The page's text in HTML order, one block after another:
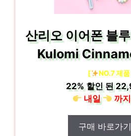
산리오 이어폰 블
Kulomi
[ NO.7 제
22%할인 된
내일
까지
구매 바로가기